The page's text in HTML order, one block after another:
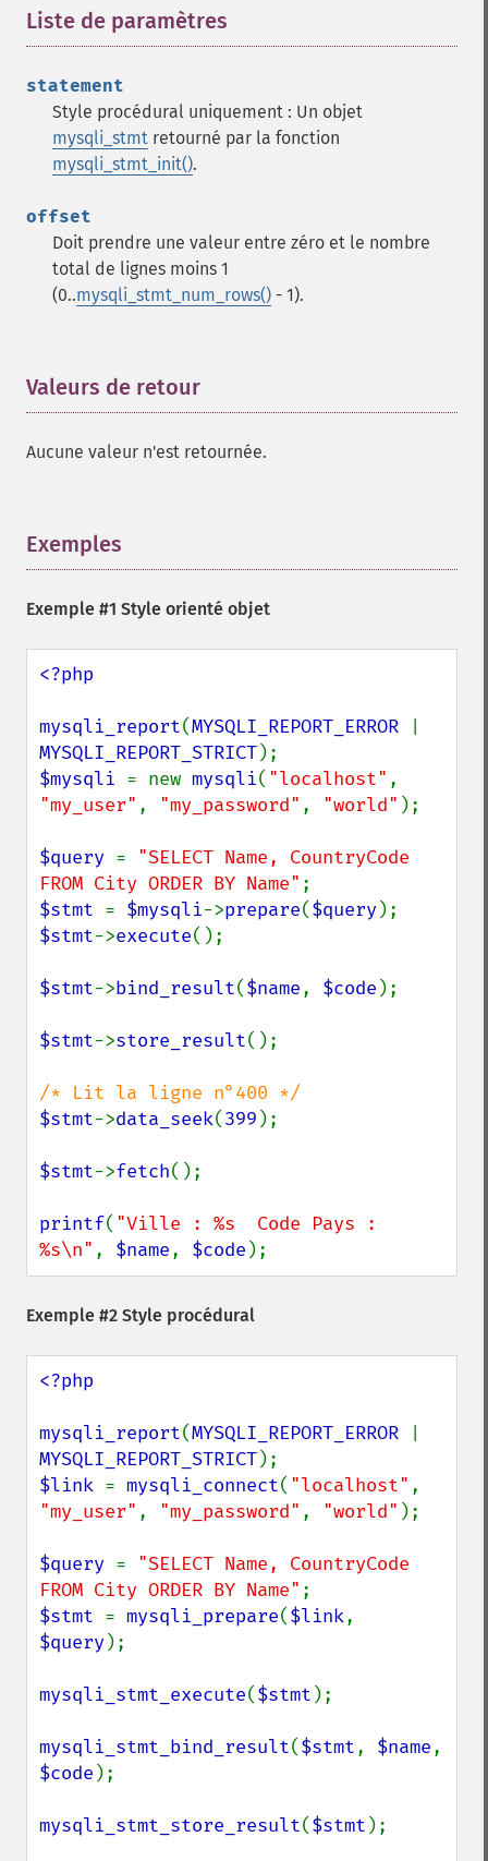
Liste de paramètres
statement
Style procédural uniquement : Un objet
mysqli_stmt retourné par la fonction
mysqli_stmt_init().
offset
Doit prendre une valeur entre zéro et le nombre
total de lignes moins 1
(0..mysqli_stmt_num_rows() - 1).
Valeurs de retour
Aucune valeur n'est retournée.
Exemples
Exemple #1 Style orienté objet
<?php
mysqli_report(MYSQLI_REPORT_ERROR
MYSQLI_REPORT_STRICT
$mysqli = new mysqli( "localhost"
"my_user" , "my_password" , "world" );
$query = "SELECT Name, CountryCode
FROM City ORDER BY Name"
$stmt = $mysqli->prepare($query
$stmt->execute();
$stmt->bind_result($name, $code );
$stmt->store_result();
$stmt->data_seek(399 );
$stmt->fetch();
printf( "Ville : %s  Code Pays :
%s\n" , $name, $code );
Exemple #2 Style procédural
<?php
mysqli_report(MYSQLI_REPORT_ERROR
MYSQLI_REPORT_STRICT
$link = mysqli_connect( "localhost"
"my_user" , "my_password" , "world" );
$query = "SELECT Name, CountryCode
FROM City ORDER BY Name"
$stmt = mysqli_prepare($link
$query);
mysqli_stmt_execute($stmt );
mysqli_stmt_bind_result($stmt, $name
$code );
mysqli_stmt_store_result($stmt );